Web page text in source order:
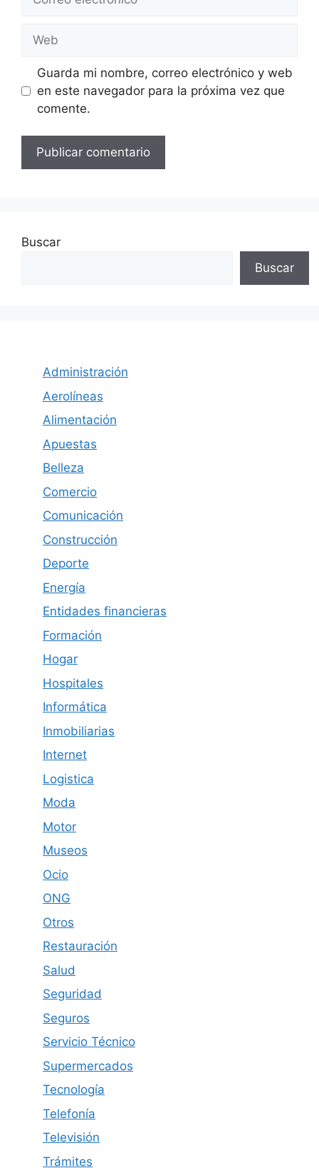
electrónico
Guarda mi nombre, correo electrónico y web
en este navegador para la próxima vez que
comente.
Buscar
Buscar
Administración
Aerolíneas
Alimentación
Apuestas
Belleza
Comercio
Comunicación
Construcción
Deporte
Energía
Entidades financieras
Formación
Hogar
Hospitales
Informática
Inmobiliarias
Internet
Logistica
Moda
Motor
Museos
Ocio
ONG
Otros
Restauración
Salud
Seguridad
Seguros
Servicio Técnico
Supermercados
Tecnología
Telefonía
Televisión
Trámites